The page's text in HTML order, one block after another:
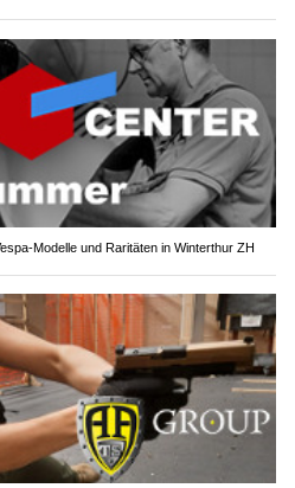
Modelle und Raritäten in Winterthur ZH